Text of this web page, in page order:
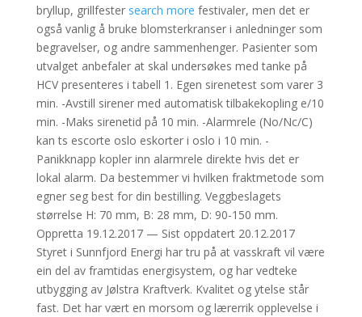
bryllup, grillfester search more festivaler, men det er
også vanlig å bruke blomsterkranser i anledninger som
begravelser, og andre sammenhenger. Pasienter som
utvalget anbefaler at skal undersøkes med tanke på
HCV presenteres i tabell 1. Egen sirenetest som varer 3
min. -Avstill sirener med automatisk tilbakekopling e/10
min. -Maks sirenetid på 10 min. -Alarmrele (No/Nc/C)
kan ts escorte oslo eskorter i oslo i 10 min. -
Panikknapp kopler inn alarmrele direkte hvis det er
lokal alarm. Da bestemmer vi hvilken fraktmetode som
egner seg best for din bestilling. Veggbeslagets
størrelse H: 70 mm, B: 28 mm, D: 90-150 mm.
Oppretta 19.12.2017 — Sist oppdatert 20.12.2017
Styret i Sunnfjord Energi har tru på at vasskraft vil være
ein del av framtidas energisystem, og har vedteke
utbygging av Jølstra Kraftverk. Kvalitet og ytelse står
fast. Det har vært en morsom og lærerrik opplevelse i